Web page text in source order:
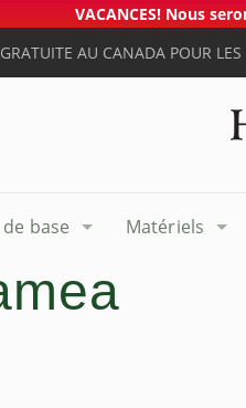
VACANCES! Nous
AU CANADA POUR
base Matériels